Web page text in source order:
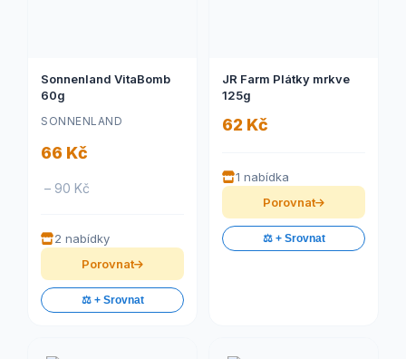
Sonnenland VitaBomb
60g
SONNENLAND
66 Kč
– 90 Kč
2 nabídky
Porovnat
⚖️ + Srovnat
JR Farm Plátky mrkve
125g
62 Kč
1 nabídka
Porovnat
⚖️ + Srovnat